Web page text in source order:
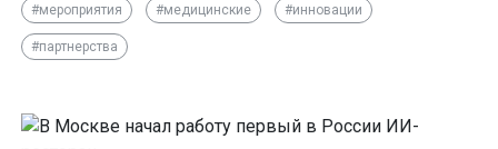
#мероприятия #медицинские #инновации
#партнерства